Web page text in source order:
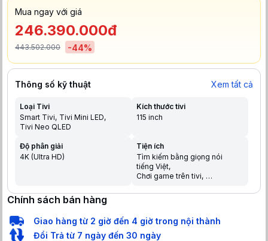
Mua ngay với giá
246.390.000đ
443.502.000 -44%
Thông số kỹ thuật Xem tất cả
Loại Tivi
Smart Tivi Tivi Mini LED
Tivi Neo QLED
Kích thước tivi
115 inch
Độ phân giải
4K (Ultra HD)
Tiện ích
Tìm kiếm bằng giọng nói
tiếng Việt
Chơi game trên tivi
lên tivi
Tìm kiếm giọng nói trên
YouTube bằng tiếng Việt
Chính sách bán hàng
Giao hàng từ 2 giờ đến 4 giờ trong nội thành
Đổi Trả từ 7 ngày đến 30 ngày